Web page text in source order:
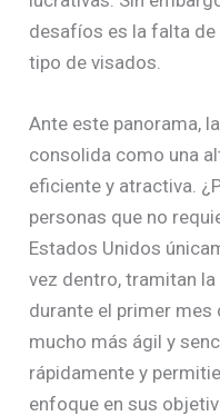
desafíos es la falta
tipo de visados.
Ante este panorama,
consolida como una
eficiente y atractiva.
personas que no
Estados Unidos
vez dentro, tramitan
durante el primer mes
mucho más ágil y
rápidamente y
enfoque en sus